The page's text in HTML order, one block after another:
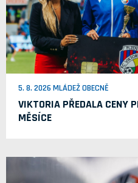
5. 8. 2026 MLÁDEŽ OBECNĚ
VIKTORIA PŘEDALA CENY
MĚSÍCE